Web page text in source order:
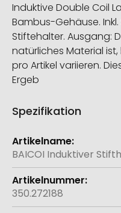
Induktive Double Coil
Bambus-Gehäuse.
Stiftehalter. Ausgang:
natürliches Material
pro Artikel variieren.
Ergeb
Spezifikation
Weitere
Informationen
BAICOI Induktiver
350.272188